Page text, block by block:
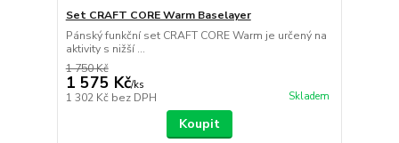
Set CRAFT CORE Warm Baselayer
Pánský funkční set CRAFT CORE Warm je určený na
aktivity s nižší ...
1 750 Kč
1 575 Kč/ks
1 302 Kč bez DPH Skladem
Koupit